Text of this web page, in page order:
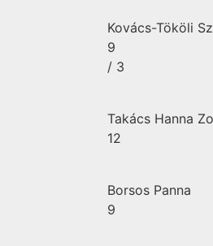
Kovács-Tököli
9
/ 3
Takács Hanna
12
Borsos Panna
9